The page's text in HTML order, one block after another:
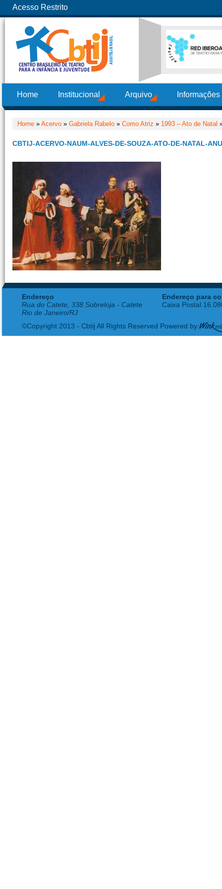
Acesso Restrito
Home Institucional Arquivo
Home » Acervo » Gabriela Rabelo » Como Atriz » 1993 – Ato de Natal
CBTIJ-ACERVO-NAUM-ALVES-DE-SOUZA-ATO-DE-NATAL-
Endereço
Rua do Catete, 338 Sobreloja - Catete
Rio de Janeiro/RJ
Endereço para
Caixa Postal
©Copyright 2013 - Cbtij All Rights Reserved Powered by: